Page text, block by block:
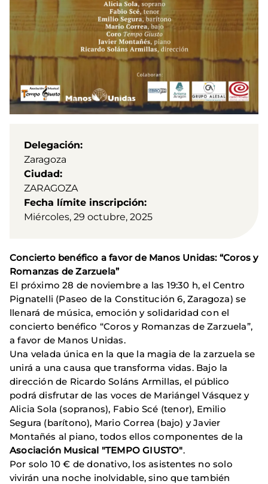
Delegación
Zaragoza
Ciudad
ZARAGOZA
Fecha límite inscripción
Miércoles, 29 octubre, 2025
Concierto benéfico a favor de Manos Unidas: “Coros y
Romanzas de Zarzuela”
El próximo 28 de noviembre a las 19:30 h, el Centro
Pignatelli (Paseo de la Constitución 6, Zaragoza) se
llenará de música, emoción y solidaridad con el
concierto benéfico “Coros y Romanzas de Zarzuela”,
a favor de Manos Unidas.
Una velada única en la que la magia de la zarzuela se
unirá a una causa que transforma vidas. Bajo la
dirección de Ricardo Soláns Armillas, el público
podrá disfrutar de las voces de Mariángel Vásquez y
Alicia Sola (sopranos), Fabio Scé (tenor), Emilio
Segura (barítono), Mario Correa (bajo) y Javier
Montañés al piano, todos ellos componentes de la
Asociación Musical "TEMPO GIUSTO".
Por solo 10 € de donativo, los asistentes no solo
vivirán una noche inolvidable, sino que también